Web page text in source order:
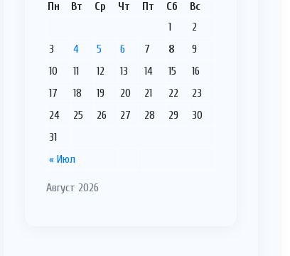
Август 2026
Пн Вт Ср Чт Пт Сб Вс
« Июл
1
2
3
4 5 6 7 8
9
10
11 12 13 14 15
16
17
18 19 20 21 22
23
24
25 26 27 28 29
30
31